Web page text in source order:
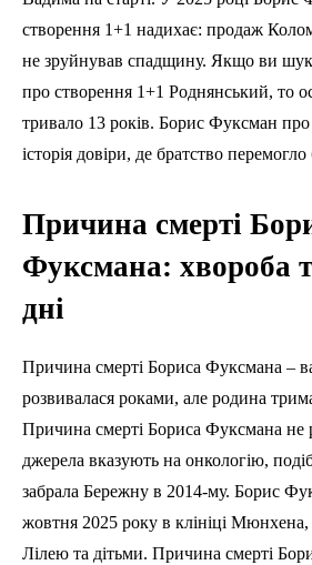
створення 1+1 надихає: продаж
не зруйнував спадщину. Якщо ви
про створення 1+1 Роднянський, то
тривало 13 років. Борис Фуксман
історія довіри, де братство перемогло
Причина смерті
Фуксмана: хвороба
дні
Причина смерті Бориса Фуксмана –
розвивалася роками, але родина
Причина смерті Бориса Фуксмана не
джерела вказують на онкологію,
забрала Бережну в 2014-му. Борис
жовтня 2025 року в клініці
Лілею та дітьми. Причина смерті